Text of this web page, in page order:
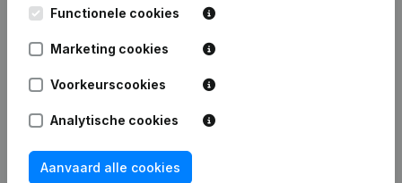
Veelgestelde vragen
Wat is het KVK-nummer van Rijnaert?
Functionele cookies
Marketing cookies
Voorkeurscookies
Analytische cookies
Aanvaard alle cookies